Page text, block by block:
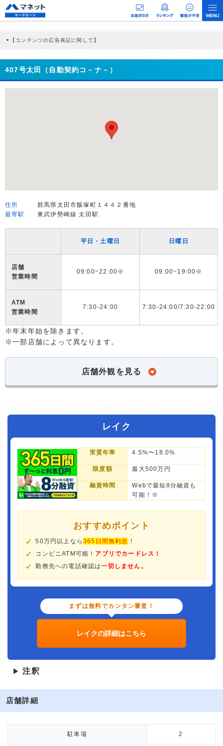
【コンテンツの広告表記に関して】
商品を根拠なくPRするものではなく、当編集部の調査／ユーザーへの口コミ収集な
どに基づき、公平性を担保した情報提供を行っています。
>提携企業一覧
407号太田（自動契約コ－ナ－）
住所
群馬県太田市飯塚町１４４２番地
最寄駅
東武伊勢崎線 太田駅
平日・土曜日 日曜日
店舗
営業時間
09:00~22:00※ 09:00~19:00※
ATM
営業時間
7:30-24:00 7:30-24:00/7:30-22:00
※年末年始を除きます。
※一部店舗によって異なります。
店舗外観を見る
レイク
実質年率 4.5%〜18.0%
限度額 最大500万円
融資時間
Webで最短8分融資も
可能！※
おすすめポイント
50万円以上なら365日間無利息 ！
コンビニATM可能！ アプリでカードレス！
勤務先への電話確認は一切しません。
まずは無料でカンタン審査！
レイクの詳細はこちら
▶ 注釈
店舗詳細
駐車場 2